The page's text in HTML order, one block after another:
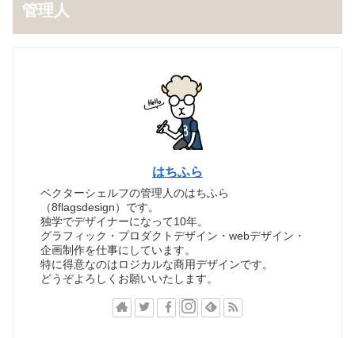
管理人
はちふら
ベクターシェルフの管理人のはちふら
（8flagsdesign）です。
独学でデザイナーになって10年。
グラフィック・プロダクトデザイン・webデザイン・
企画制作を仕事にしています。
特に得意なのはロジカルな商用デザインです。
どうぞよろしくお願いいたします。